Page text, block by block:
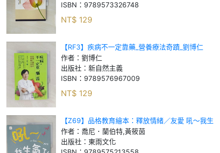
ISBN： 9789573326748
NT$ 129
【RF3】疾病不一定靠藥_營養療法奇蹟_劉博仁
作者： 劉博仁
出版社： 新自然主義
ISBN： 9789576967009
NT$ 129
【Z69】品格教育繪本：釋放情緒／友愛 吼～我生
氣了！_喬尼．蘭伯特, 黃筱茵
作者： 喬尼．蘭伯特,黃筱茵
出版社： 東雨文化